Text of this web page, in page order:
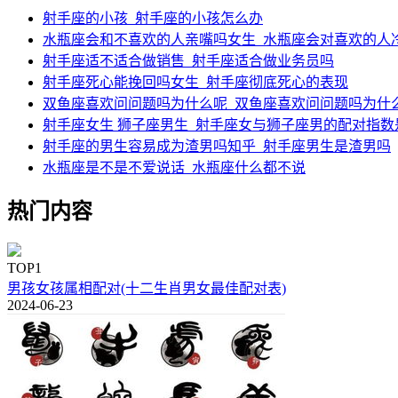
射手座的小孩_射手座的小孩怎么办
水瓶座会和不喜欢的人亲嘴吗女生_水瓶座会对喜欢的人
射手座适不适合做销售_射手座适合做业务员吗
射手座死心能挽回吗女生_射手座彻底死心的表现
双鱼座喜欢问问题吗为什么呢_双鱼座喜欢问问题吗为什
射手座女生 狮子座男生_射手座女与狮子座男的配对指数
射手座的男生容易成为渣男吗知乎_射手座男生是渣男吗
水瓶座是不是不爱说话_水瓶座什么都不说
热门内容
TOP1
男孩女孩属相配对(十二生肖男女最佳配对表)
2024-06-23